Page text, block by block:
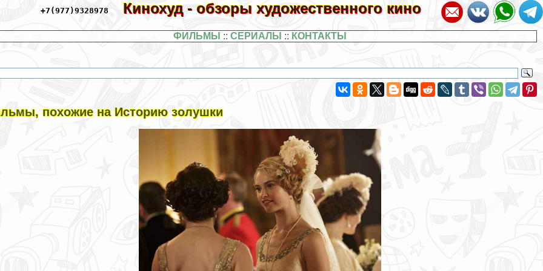
+7(977)9328978 Кинохуд - обзоры художественного кино
ФИЛЬМЫ ::СЕРИАЛЫ :: КОНТАКТЫ
похожие на Историю золушки